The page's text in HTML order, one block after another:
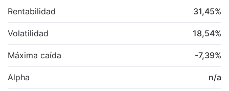
Rentabilidad 31,45%
Volatilidad 18,54%
Máxima caída -7,39%
Alpha n/a